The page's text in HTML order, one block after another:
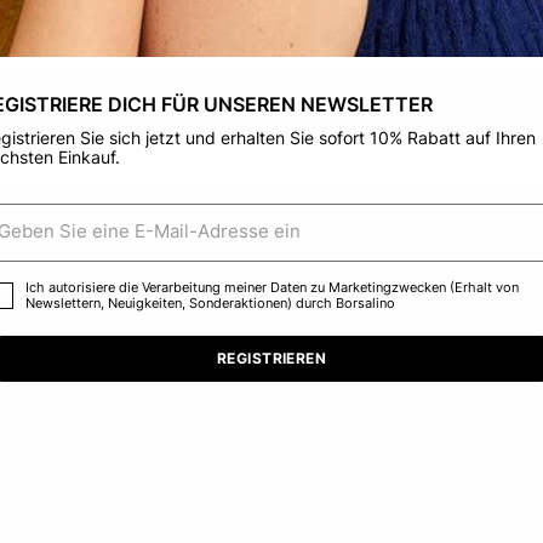
DICH FÜR UNSEREN NEWSLETTER
Sie sich jetzt und erhalten Sie sofort 10% Rabatt auf Ihren
Einkauf.
Ich autorisiere die Verarbeitung meiner Daten zu Marketingzwecken (Erhalt von
Newslettern, Neuigkeiten, Sonderaktionen) durch Borsalino
REGISTRIEREN
detected that you are browsing from United States, do you like
switch to the correct store?
CONFIRM THE CHANGE STAY HERE
Breiter Krempe